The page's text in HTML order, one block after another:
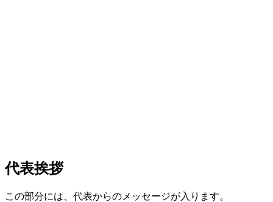
代表挨拶
この部分には、代表からのメッセージが入ります。